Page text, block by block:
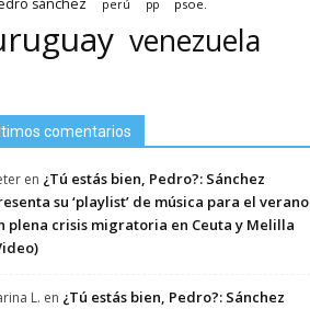
sánchez perú pp psoe.
venezuela
comentarios
en ¿Tú estás bien, Pedro?: Sánchez
su ‘playlist’ de música para el verano
plena crisis migratoria en Ceuta y Melilla
L. en ¿Tú estás bien, Pedro?: Sánchez